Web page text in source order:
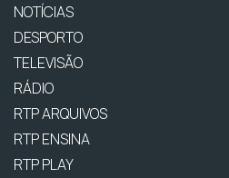
NOTÍCIAS
DESPORTO
TELEVISÃO
RÁDIO
RTP ARQUIVOS
RTP ENSINA
RTP PLAY